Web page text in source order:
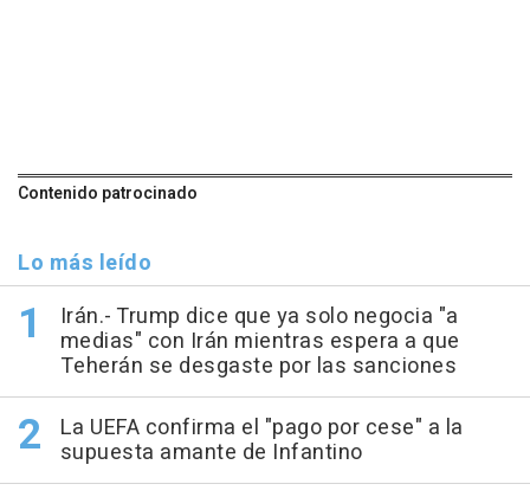
Contenido patrocinado
Lo más leído
Irán.- Trump dice que ya solo negocia "a
medias" con Irán mientras espera a que
Teherán se desgaste por las sanciones
La UEFA confirma el "pago por cese" a la
supuesta amante de Infantino